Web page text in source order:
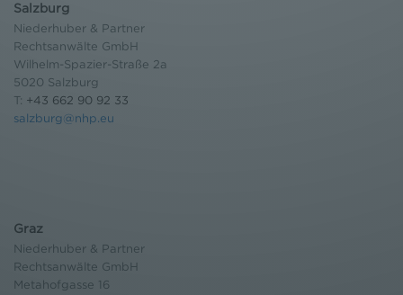
Salzburg
Niederhuber & Partner
Rechtsanwälte GmbH
Wilhelm-Spazier-Straße 2a
5020 Salzburg
T: +43 662 90 92 33
salzburg@nhp.eu
Graz
Niederhuber & Partner
Rechtsanwälte GmbH
Metahofgasse 16